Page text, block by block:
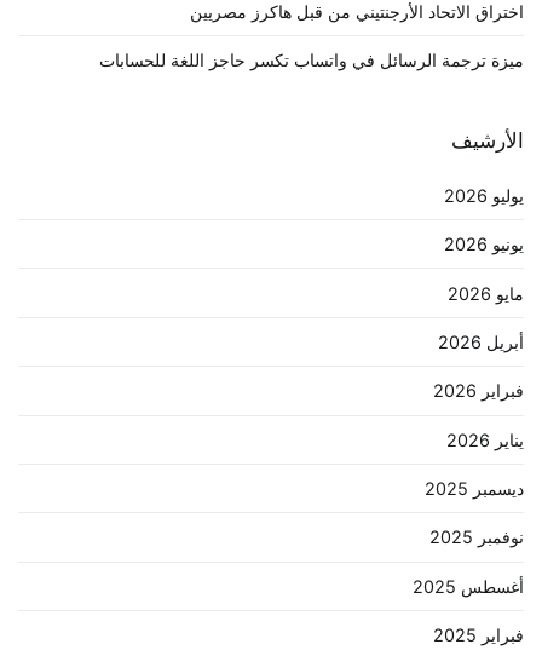
اختراق الاتحاد الأرجنتيني من قبل هاكرز مصريين
ميزة ترجمة الرسائل في واتساب تكسر حاجز اللغة للحسابات
الأرشيف
يوليو 2026
يونيو 2026
مايو 2026
أبريل 2026
فبراير 2026
يناير 2026
ديسمبر 2025
نوفمبر 2025
أغسطس 2025
فبراير 2025